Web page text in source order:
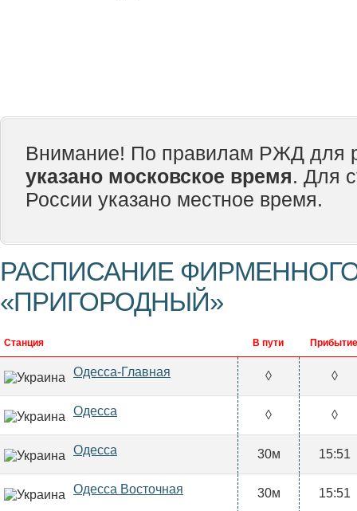
Внимание! По правилам РЖД для
указано московское время. Для
России указано местное время.
РАСПИСАНИЕ
«ПРИГОРОДНЫЙ»
Станция В пути Прибытие
Одесса-Главная ◊ ◊
Одесса ◊ ◊
Одесса 30м 15:51
Одесса Восточная 30м 15:51